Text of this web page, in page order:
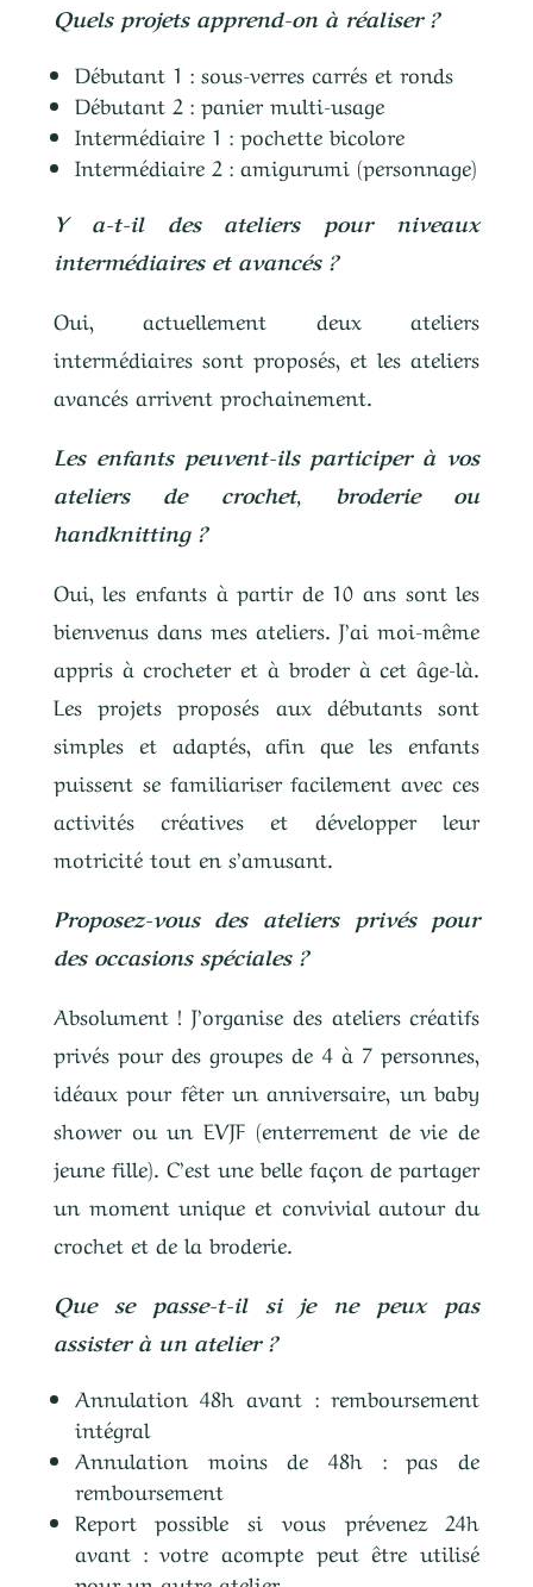
Quels projets apprend-on à réaliser ?
Débutant 1 : sous-verres carrés et ronds
Débutant 2 : panier multi-usage
Intermédiaire 1 : pochette bicolore
Intermédiaire 2 : amigurumi (personnage)
Y a-t-il des ateliers pour niveaux
intermédiaires et avancés ?
Oui, actuellement deux ateliers
intermédiaires sont proposés, et les ateliers
avancés arrivent prochainement.
Les enfants peuvent-ils participer à vos
ateliers de crochet, broderie ou
handknitting ?
Oui, les enfants à partir de 10 ans sont les
bienvenus dans mes ateliers. J’ai moi-même
appris à crocheter et à broder à cet âge-là.
Les projets proposés aux débutants sont
simples et adaptés, afin que les enfants
puissent se familiariser facilement avec ces
activités créatives et développer leur
motricité tout en s’amusant.
Proposez-vous des ateliers privés pour
des occasions spéciales ?
Absolument ! J’organise des ateliers créatifs
privés pour des groupes de 4 à 7 personnes,
idéaux pour fêter un anniversaire, un baby
shower ou un EVJF (enterrement de vie de
jeune fille). C’est une belle façon de partager
un moment unique et convivial autour du
crochet et de la broderie.
Que se passe-t-il si je ne peux pas
assister à un atelier ?
Annulation 48h avant : remboursement
intégral
Annulation moins de 48h : pas de
remboursement
Report possible si vous prévenez 24h
avant : votre acompte peut être utilisé